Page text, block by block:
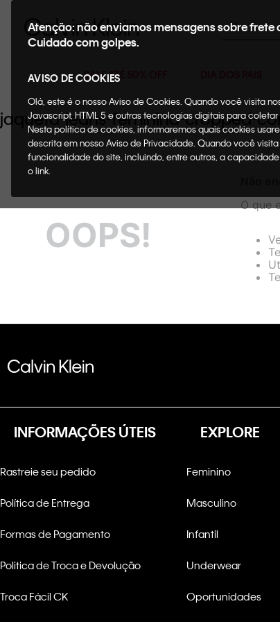
Buscar
SALE ATÉ 50% OFF
Atenção: não enviamos mensagens sobre
Cuidado com golpes.
AVISO DE COOKIES
Olá, este é o nosso Aviso de Cookies. Quando você visita
Javascript, HTML 5 e outras tecnologias digitais para
Nesta política de cookies, informaremos quais cookies
descrita em nosso Aviso de Privacidade. Quando você
funcionalidade do site, incluindo, entre outros, a
o link.
jaqueta-jeans-feminina-cropped-
OOPS!
O que
INFORMAÇÕES ÚTEIS
Rastreie seu pedido
Política de Entrega
Formas de Pagamento
Politica de Troca e Devolução
Troca Fácil CK
EXPLORE
Feminino
Masculino
Infantil
Underwear
Oportunidades